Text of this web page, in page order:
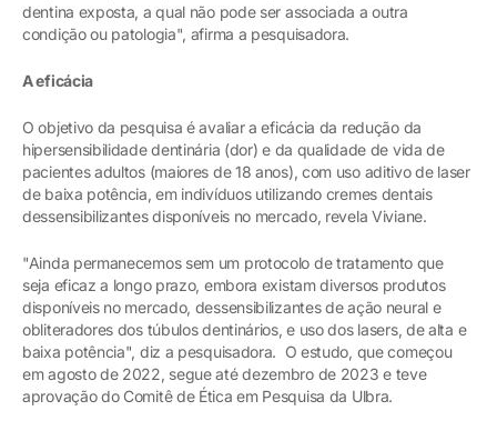
dentina exposta, a qual não pode ser associada a outra
condição ou patologia", afirma a pesquisadora.
A eficácia
O objetivo da pesquisa é avaliar a eficácia da redução da
hipersensibilidade dentinária (dor) e da qualidade de vida de
pacientes adultos (maiores de 18 anos), com uso aditivo de laser
de baixa potência, em indivíduos utilizando cremes dentais
dessensibilizantes disponíveis no mercado, revela Viviane.
"Ainda permanecemos sem um protocolo de tratamento que
seja eficaz a longo prazo, embora existam diversos produtos
disponíveis no mercado, dessensibilizantes de ação neural e
obliteradores dos túbulos dentinários, e uso dos lasers, de alta e
baixa potência", diz a pesquisadora. O estudo, que começou
em agosto de 2022, segue até dezembro de 2023 e teve
aprovação do Comitê de Ética em Pesquisa da Ulbra.